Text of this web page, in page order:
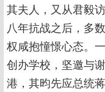
其夫人，又从君毅
八年抗战之后，多
权咸抱憧憬心态。
创办学校，坚邀与
港，其昀先应总统